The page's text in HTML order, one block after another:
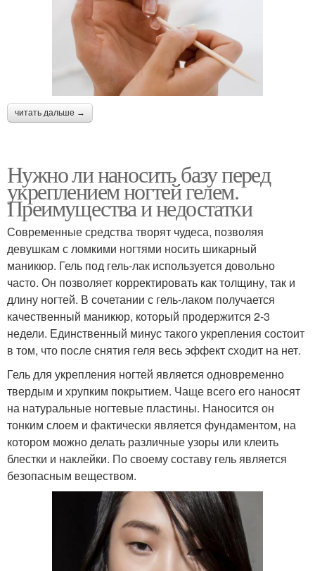
читать дальше →
Нужно ли наносить базу перед
укреплением ногтей гелем.
Преимущества и недостатки
Современные средства творят чудеса, позволяя
девушкам с ломкими ногтями носить шикарный
маникюр. Гель под гель-лак используется довольно
часто. Он позволяет корректировать как толщину, так и
длину ногтей. В сочетании с гель-лаком получается
качественный маникюр, который продержится 2-3
недели. Единственный минус такого укрепления состоит
в том, что после снятия геля весь эффект сходит на нет.
Гель для укрепления ногтей является одновременно
твердым и хрупким покрытием. Чаще всего его наносят
на натуральные ногтевые пластины. Наносится он
тонким слоем и фактически является фундаментом, на
котором можно делать различные узоры или клеить
блестки и наклейки. По своему составу гель является
безопасным веществом.